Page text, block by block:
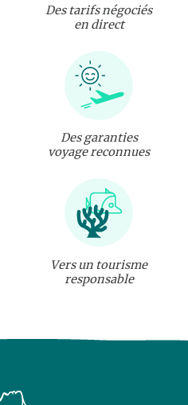
Des tarifs négociés
en direct
Des garanties
voyage reconnues
Vers un tourisme
responsable